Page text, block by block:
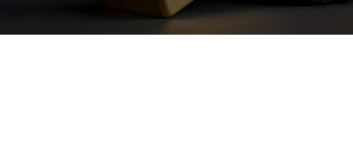
Lo que hacemos